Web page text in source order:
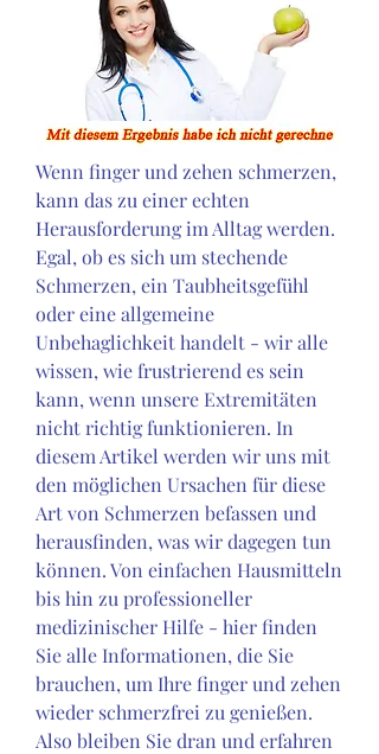
Wenn finger und zehen schmerzen,
kann das zu einer echten
Herausforderung im Alltag werden.
Egal, ob es sich um stechende
Schmerzen, ein Taubheitsgefühl
oder eine allgemeine
Unbehaglichkeit handelt - wir alle
wissen, wie frustrierend es sein
kann, wenn unsere Extremitäten
nicht richtig funktionieren. In
diesem Artikel werden wir uns mit
den möglichen Ursachen für diese
Art von Schmerzen befassen und
herausfinden, was wir dagegen tun
können. Von einfachen Hausmitteln
bis hin zu professioneller
medizinischer Hilfe - hier finden
Sie alle Informationen, die Sie
brauchen, um Ihre finger und zehen
wieder schmerzfrei zu genießen.
Also bleiben Sie dran und erfahren